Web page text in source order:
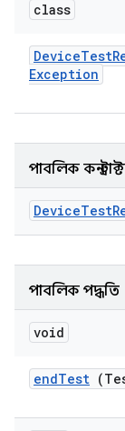
class
DeviceTest
Exception
পাবলিক
DeviceTest
পাবলিক পদ্ধতি
void
endTest